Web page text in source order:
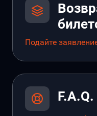
Подайте
F.A.Q.